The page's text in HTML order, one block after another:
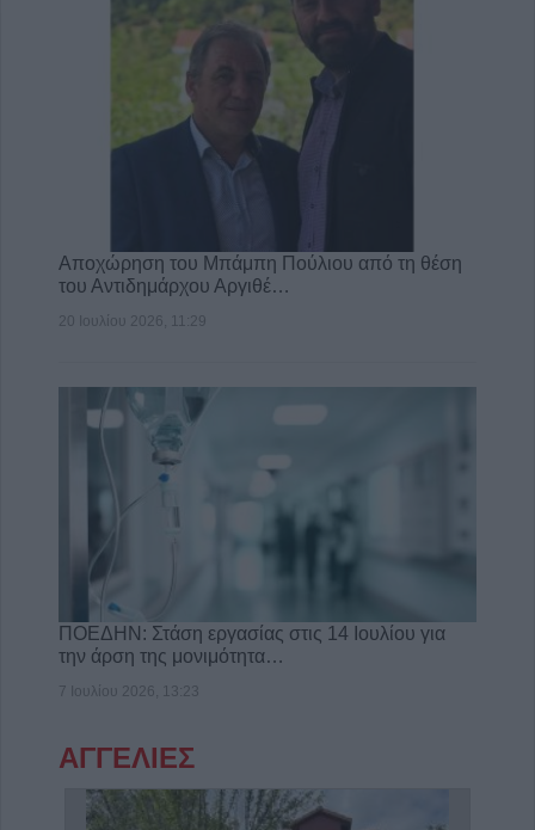
Αποχώρηση του Μπάμπη Πούλιου από τη θέση
του Αντιδημάρχου Αργιθέ…
20 Ιουλίου 2026, 11:29
ΠΟΕΔΗΝ: Στάση εργασίας στις 14 Ιουλίου για
την άρση της μονιμότητα…
7 Ιουλίου 2026, 13:23
ΑΓΓΕΛΙΕΣ